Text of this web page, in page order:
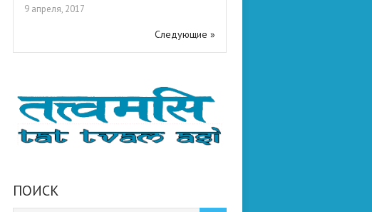
9 апреля, 2017
Следующие »
ПОИСК